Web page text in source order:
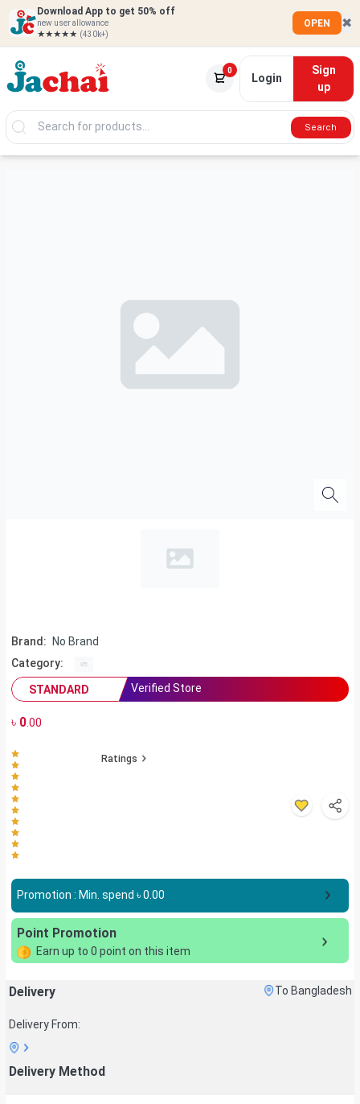
Download App to get 50% off
new user allowance
★★★★★ (430k+)
OPEN ✖
0
Login
Sign
up
Search
Brand:
No Brand
Category:
STANDARD
Verified Store
৳ 0.00
Ratings
Promotion : Min. spend ৳0.00
Point Promotion
Earn up to 0 point on this item
Delivery To Bangladesh
Delivery From:
Delivery Method